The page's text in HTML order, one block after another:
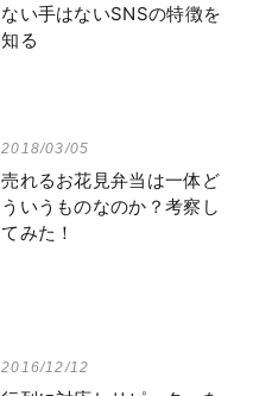
ない手はないSNSの特徴を
知る
2018/03/05
売れるお花見弁当は一体ど
ういうものなのか？考察し
てみた！
2016/12/12